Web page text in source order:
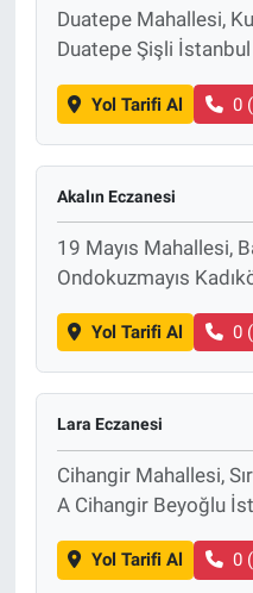
Duatepe Mahallesi,
Duatepe Şişli İstanbul
Yol Tarifi Al 0
Akalın Eczanesi
19 Mayıs Mahallesi,
Ondokuzmayıs
Yol Tarifi Al 0
Lara Eczanesi
Cihangir Mahallesi,
A Cihangir Beyoğlu
Yol Tarifi Al 0